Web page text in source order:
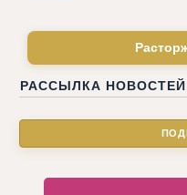
РАССЫЛКА НОВОСТЕЙ